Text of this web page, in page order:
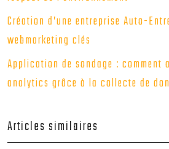
Création d’une entreprise Auto-
webmarketing clés
Application de sondage : comment
analytics grâce à la collecte de
Articles similaires